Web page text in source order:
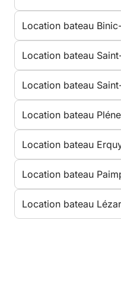
Location bateau
Location bateau
Location bateau
Location bateau
Location bateau
Location bateau
Location bateau